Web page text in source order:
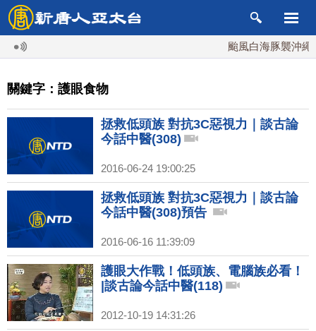
颱風白海豚襲沖繩
關鍵字：護眼食物
拯救低頭族 對抗3C惡視力｜談古論
今話中醫(308)
2016-06-24 19:00:25
拯救低頭族 對抗3C惡視力｜談古論
今話中醫(308)預告
2016-06-16 11:39:09
護眼大作戰！低頭族、電腦族必看！
|談古論今話中醫(118)
2012-10-19 14:31:26